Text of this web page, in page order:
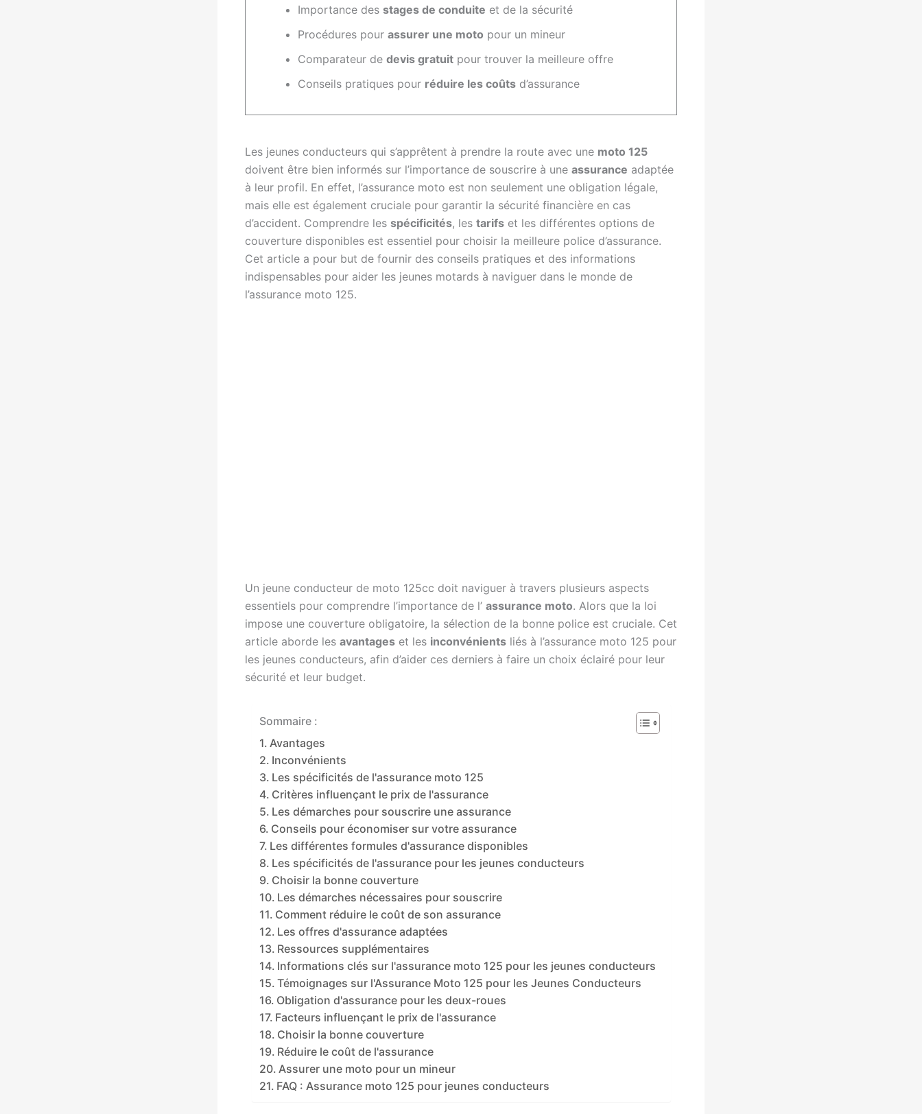
Importance des stages de conduite et de la sécurité
Procédures pour assurer une moto pour un mineur
Comparateur de devis gratuit pour trouver la meilleure offre
Conseils pratiques pour réduire les coûts d’assurance
Les jeunes conducteurs qui s’apprêtent à prendre la route avec une moto 125
doivent être bien informés sur l’importance de souscrire à une assurance adaptée
à leur profil. En effet, l’assurance moto est non seulement une obligation légale,
mais elle est également cruciale pour garantir la sécurité financière en cas
d’accident. Comprendre les spécificités, les tarifs et les différentes options de
couverture disponibles est essentiel pour choisir la meilleure police d’assurance.
Cet article a pour but de fournir des conseils pratiques et des informations
indispensables pour aider les jeunes motards à naviguer dans le monde de
l’assurance moto 125.
Un jeune conducteur de moto 125cc doit naviguer à travers plusieurs aspects
essentiels pour comprendre l’importance de l’ assurance moto. Alors que la loi
impose une couverture obligatoire, la sélection de la bonne police est cruciale. Cet
article aborde les avantages et les inconvénients liés à l’assurance moto 125 pour
les jeunes conducteurs, afin d’aider ces derniers à faire un choix éclairé pour leur
sécurité et leur budget.
Sommaire :
Avantages
Inconvénients
Les spécificités de l'assurance moto 125
Critères influençant le prix de l'assurance
Les démarches pour souscrire une assurance
Conseils pour économiser sur votre assurance
Les différentes formules d'assurance disponibles
Les spécificités de l'assurance pour les jeunes conducteurs
Choisir la bonne couverture
Les démarches nécessaires pour souscrire
Comment réduire le coût de son assurance
Les offres d'assurance adaptées
Ressources supplémentaires
Informations clés sur l'assurance moto 125 pour les jeunes conducteurs
Témoignages sur l'Assurance Moto 125 pour les Jeunes Conducteurs
Obligation d'assurance pour les deux-roues
Facteurs influençant le prix de l'assurance
Choisir la bonne couverture
Réduire le coût de l'assurance
Assurer une moto pour un mineur
FAQ : Assurance moto 125 pour jeunes conducteurs